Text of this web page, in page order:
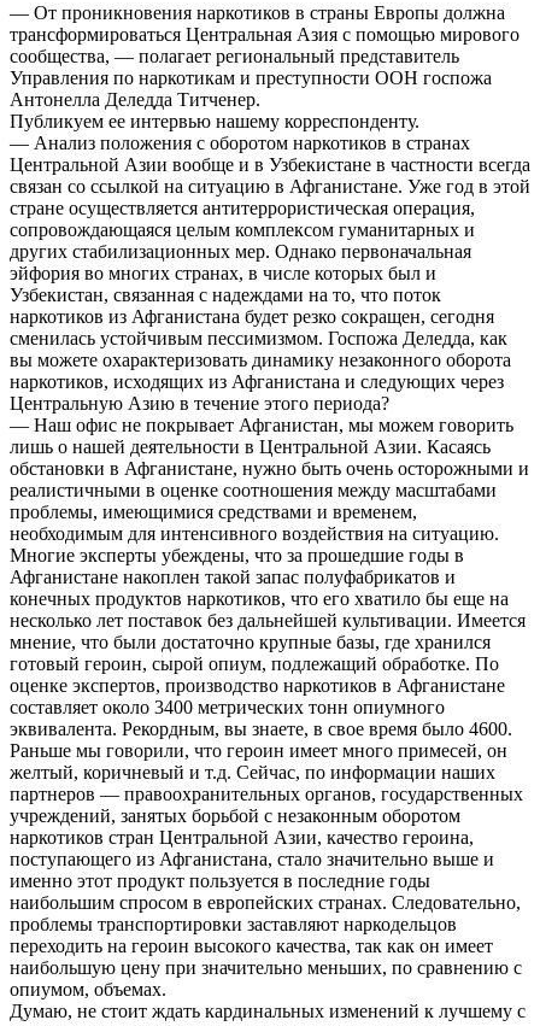
— От проникновения наркотиков в страны Европы должна
трансформироваться Центральная Азия с помощью мирового
сообщества, — полагает региональный представитель
Управления по наркотикам и преступности ООН госпожа
Антонелла Деледда Титченер.
Публикуем ее интервью нашему корреспонденту.
— Анализ положения с оборотом наркотиков в странах
Центральной Азии вообще и в Узбекистане в частности всегда
связан со ссылкой на ситуацию в Афганистане. Уже год в этой
стране осуществляется антитеррористическая операция,
сопровождающаяся целым комплексом гуманитарных и
других стабилизационных мер. Однако первоначальная
эйфория во многих странах, в числе которых был и
Узбекистан, связанная с надеждами на то, что поток
наркотиков из Афганистана будет резко сокращен, сегодня
сменилась устойчивым пессимизмом. Госпожа Деледда, как
вы можете охарактеризовать динамику незаконного оборота
наркотиков, исходящих из Афганистана и следующих через
Центральную Азию в течение этого периода?
— Наш офис не покрывает Афганистан, мы можем говорить
лишь о нашей деятельности в Центральной Азии. Касаясь
обстановки в Афганистане, нужно быть очень осторожными и
реалистичными в оценке соотношения между масштабами
проблемы, имеющимися средствами и временем,
необходимым для интенсивного воздействия на ситуацию.
Многие эксперты убеждены, что за прошедшие годы в
Афганистане накоплен такой запас полуфабрикатов и
конечных продуктов наркотиков, что его хватило бы еще на
несколько лет поставок без дальнейшей культивации. Имеется
мнение, что были достаточно крупные базы, где хранился
готовый героин, сырой опиум, подлежащий обработке. По
оценке экспертов, производство наркотиков в Афганистане
составляет около 3400 метрических тонн опиумного
эквивалента. Рекордным, вы знаете, в свое время было 4600.
Раньше мы говорили, что героин имеет много примесей, он
желтый, коричневый и т.д. Сейчас, по информации наших
партнеров — правоохранительных органов, государственных
учреждений, занятых борьбой с незаконным оборотом
наркотиков стран Центральной Азии, качество героина,
поступающего из Афганистана, стало значительно выше и
именно этот продукт пользуется в последние годы
наибольшим спросом в европейских странах. Следовательно,
проблемы транспортировки заставляют наркодельцов
переходить на героин высокого качества, так как он имеет
наибольшую цену при значительно меньших, по сравнению с
опиумом, объемах.
Думаю, не стоит ждать кардинальных изменений к лучшему с